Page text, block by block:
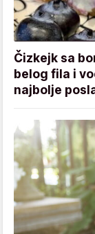
Čizkejk sa
belog fila i
najbolje